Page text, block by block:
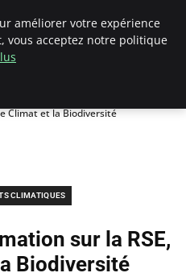
Climat et la Biodiversité
CLIMATIQUES
sur la RSE,
Biodiversité
améliorer votre expérience
vous acceptez notre politique